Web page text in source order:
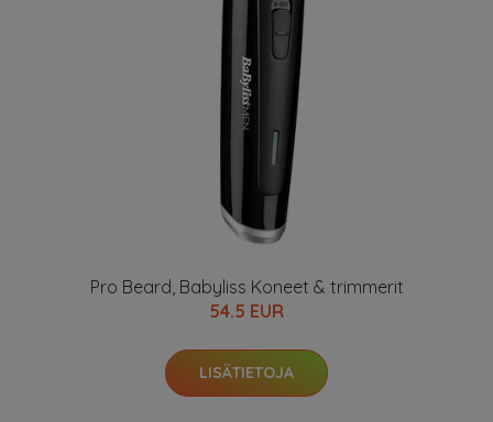
Pro Beard, Babyliss Koneet & trimmerit
54.5 EUR
LISÄTIETOJA